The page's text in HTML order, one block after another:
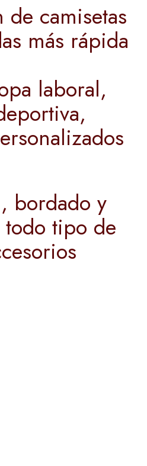
camisetas
más rápida
laboral,
bordado y
tipo de